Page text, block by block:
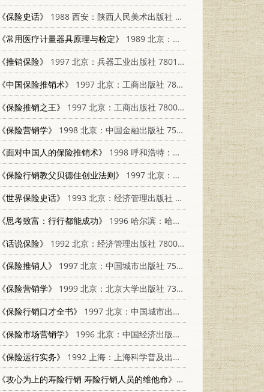
《保险史话》
1988 西安：陕西人民美术出版社 7536800975
《常用医疗计量器具原理与检定》
1989 北京：中国计量出版社 7502602747
《推销保险》
1997 北京：兵器工业出版社 7801323262
《中国保险推销术》
1997 北京：工商出版社 7800123405
《保险推销之王》
1997 北京：工商出版社 7800123413
《保险营销学》
1998 北京：中国金融出版社 7504918512
《面对中国人的保险推销术》
1998 呼和浩特：内蒙古人民出版社 7204044622
《保险行销教父贝德佳创业法则》
1997 北京：中国城市出版社 7507409570
《世界保险史话》
1993 北京：经济管理出版社 7800256375
《思考致富：行行都能成功》
1996 哈尔滨：哈尔滨出版社 7805571643
《话说保险》
1992 北京：经济管理出版社 7800256200
《保险推销人》
1997 北京：中国城市出版社 7507409171
《保险营销学》
1999 北京：北京大学出版社 730104271X
《保险行销口才全书》
1997 北京：中国城市出版社 750740949X
《保险市场营销学》
1996 北京：中国经济出版社 7501739188
《保险运行实务》
1992 上海：上海科学普及出版社 7542705504
《攻心为上的寿险行销 寿险行销人员的维他命》
1997 成都：西南财经